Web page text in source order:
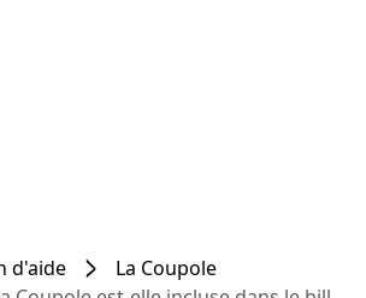
d'aide
La Coupole